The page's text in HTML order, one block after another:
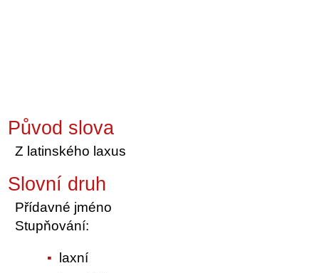
Původ slova
Z latinského laxus
Slovní druh
Přídavné jméno
Stupňování:
laxní